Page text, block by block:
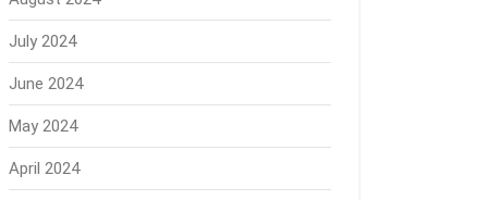
July 2024
June 2024
May 2024
April 2024